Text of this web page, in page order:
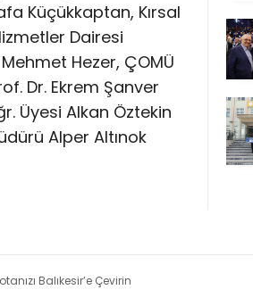
Küçükkaptan, Kırsal
Dairesi
Hezer, ÇOMÜ
Dr. Ekrem Şanver
Üyesi Alkan Öztekin
Alper Altınok
Balıkesir’e Çevirin